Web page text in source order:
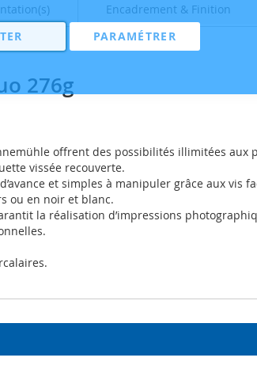
PARAMÉTRER
276g
offrent des possibilités illimitées aux
vissée recouverte.
et simples à manipuler grâce aux vis
ou en noir et blanc.
la réalisation d’impressions
Encadrement & Finition